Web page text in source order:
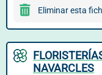
Eliminar esta
NAVARCLES